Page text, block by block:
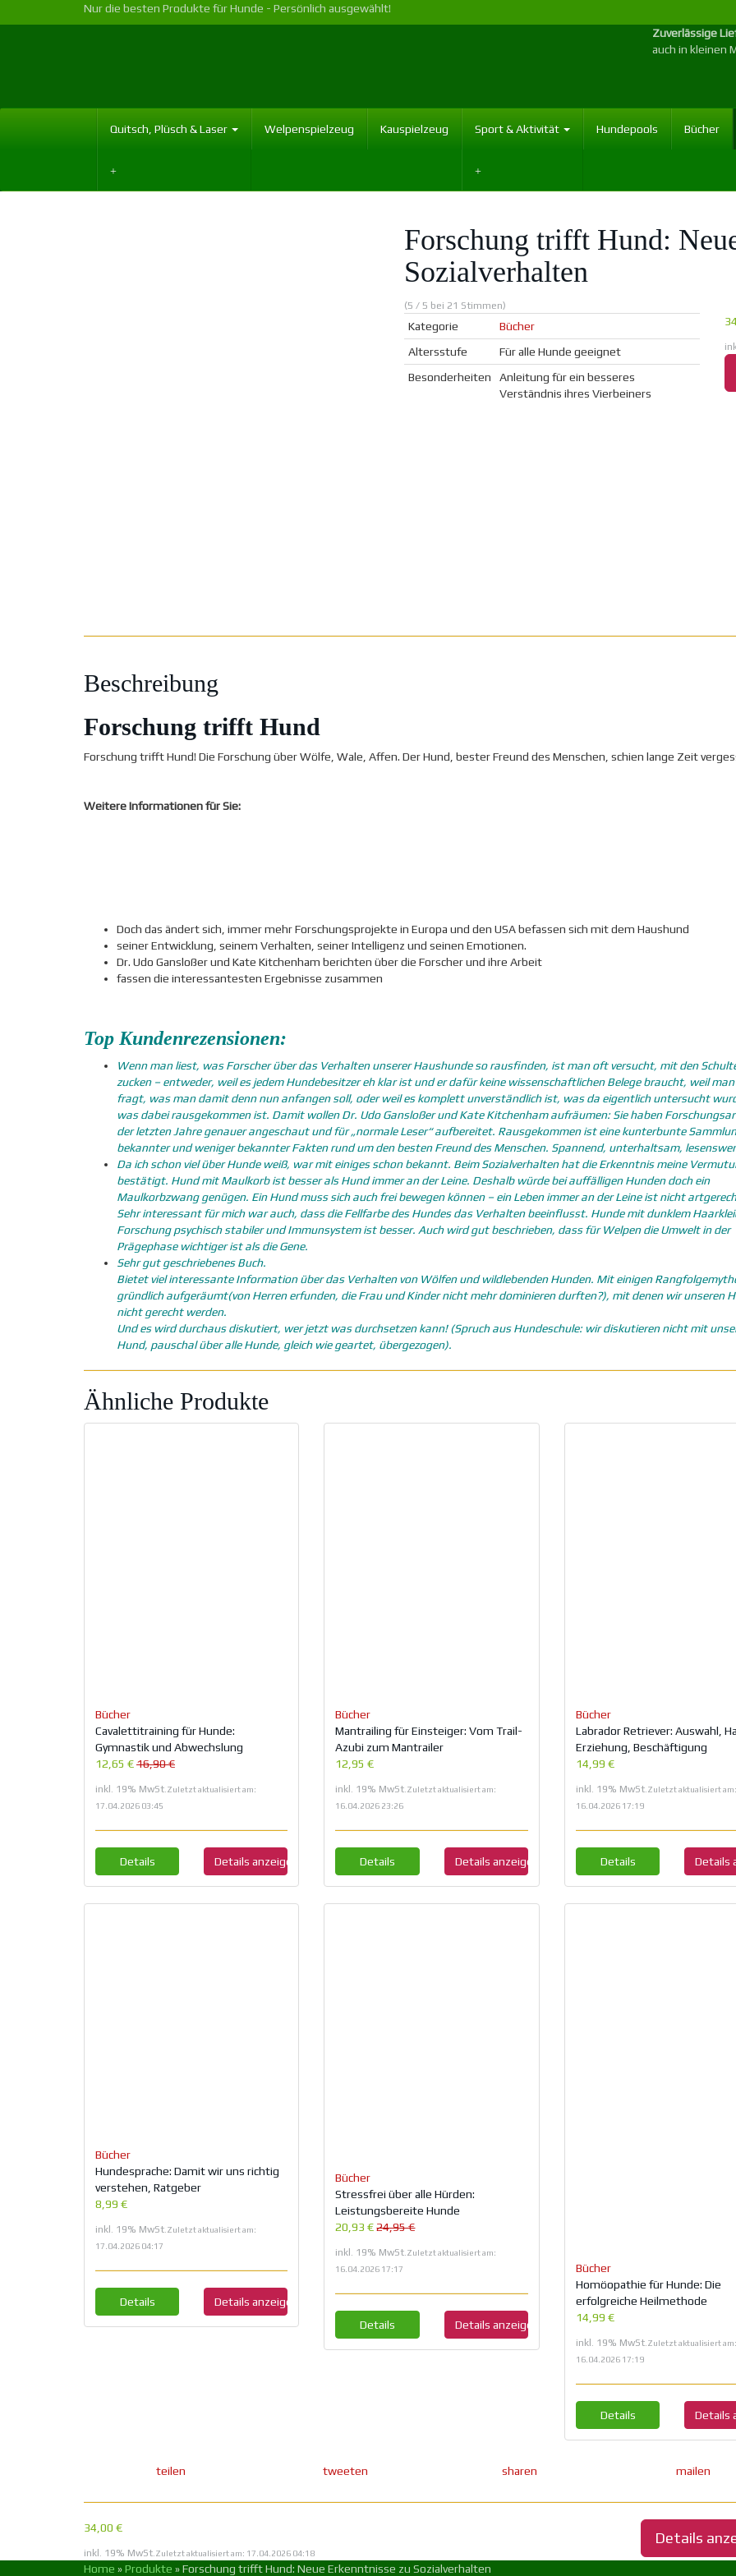
to
Nur die besten Produkte für Hunde - Persönlich ausgewählt!
Zuverlässige
auch in kleinen
Quitsch, Plüsch & Laser Welpenspielzeug Kauspielzeug Sport & Aktivität Hundepools Bücher
Forschung trifft Hund:
Sozialverhalten
(5 / 5 bei 21 Stimmen)
Kategorie
Bücher
Altersstufe
Für alle Hunde geeignet
Besonderheiten
Anleitung für ein besseres
Verständnis ihres Vierbeiners
Beschreibung
Forschung trifft Hund
Forschung trifft Hund! Die Forschung über Wölfe, Wale, Affen. Der Hund, bester Freund des Menschen, schien lange Zeit
Weitere Informationen für Sie:
Doch das ändert sich, immer mehr Forschungsprojekte in Europa und den USA befassen sich mit dem Haushund
seiner Entwicklung, seinem Verhalten, seiner Intelligenz und seinen Emotionen.
Dr. Udo Gansloßer und Kate Kitchenham berichten über die Forscher und ihre Arbeit
fassen die interessantesten Ergebnisse zusammen
Top Kundenrezensionen:
Wenn man liest, was Forscher über das Verhalten unserer Haushunde so rausfinden, ist man oft versucht, mit den
zucken – entweder, weil es jedem Hundebesitzer eh klar ist und er dafür keine wissenschaftlichen Belege braucht, weil man
fragt, was man damit denn nun anfangen soll, oder weil es komplett unverständlich ist, was da eigentlich untersucht
was dabei rausgekommen ist. Damit wollen Dr. Udo Gansloßer und Kate Kitchenham aufräumen: Sie haben
der letzten Jahre genauer angeschaut und für „normale Leser“ aufbereitet. Rausgekommen ist eine kunterbunte
bekannter und weniger bekannter Fakten rund um den besten Freund des Menschen. Spannend, unterhaltsam,
Da ich schon viel über Hunde weiß, war mit einiges schon bekannt. Beim Sozialverhalten hat die Erkenntnis meine
bestätigt. Hund mit Maulkorb ist besser als Hund immer an der Leine. Deshalb würde bei auffälligen Hunden doch ein
Maulkorbzwang genügen. Ein Hund muss sich auch frei bewegen können – ein Leben immer an der Leine ist nicht
Sehr interessant für mich war auch, dass die Fellfarbe des Hundes das Verhalten beeinflusst. Hunde mit dunklem
Forschung psychisch stabiler und Immunsystem ist besser. Auch wird gut beschrieben, dass für Welpen die Umwelt in der
Prägephase wichtiger ist als die Gene.
Sehr gut geschriebenes Buch.
Bietet viel interessante Information über das Verhalten von Wölfen und wildlebenden Hunden. Mit einigen
gründlich aufgeräumt(von Herren erfunden, die Frau und Kinder nicht mehr dominieren durften?), mit denen wir unseren
nicht gerecht werden.
Und es wird durchaus diskutiert, wer jetzt was durchsetzen kann! (Spruch aus Hundeschule: wir diskutieren nicht mit
Hund, pauschal über alle Hunde, gleich wie geartet, übergezogen).
Ähnliche Produkte
Bücher
Cavalettitraining für Hunde:
Gymnastik und Abwechslung
12,65 €16,90 €
inkl. 19% MwSt.Zuletzt aktualisiert am:
17.04.2026 03:45
Details Details anzeigen
Bücher
Mantrailing für Einsteiger: Vom Trail-
Azubi zum Mantrailer
12,95 €
inkl. 19% MwSt.Zuletzt aktualisiert am:
16.04.2026 23:26
Details Details anzeigen
Bücher
Labrador Retriever: Auswahl,
Erziehung, Beschäftigung
14,99 €
inkl. 19% MwSt.Zuletzt aktualisiert am:
16.04.2026 17:19
Details Details
Bücher
Hundesprache: Damit wir uns richtig
verstehen, Ratgeber
8,99 €
inkl. 19% MwSt. Zuletzt aktualisiert am:
17.04.2026 04:17
Details Details anzeigen
Bücher
Stressfrei über alle Hürden:
Leistungsbereite Hunde
20,93 €24,95 €
inkl. 19% MwSt.Zuletzt aktualisiert am:
16.04.2026 17:17
Details Details anzeigen
Bücher
Homöopathie für Hunde: Die
erfolgreiche Heilmethode
14,99 €
inkl. 19% MwSt.Zuletzt aktualisiert am:
16.04.2026 17:19
Details Details
teilen tweeten sharen mailen
34,00 €
inkl. 19% MwSt.Zuletzt aktualisiert am: 17.04.2026 04:18
Details
Home »Produkte »Forschung trifft Hund: Neue Erkenntnisse zu Sozialverhalten